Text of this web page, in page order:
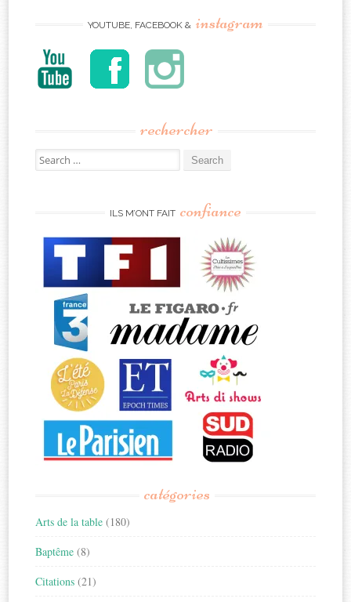
YOUTUBE, FACEBOOK & instagram
rechercher
Search
for:
ILS M’ONT FAIT confiance
catégories
Arts de la table (180)
Baptême (8)
Citations (21)